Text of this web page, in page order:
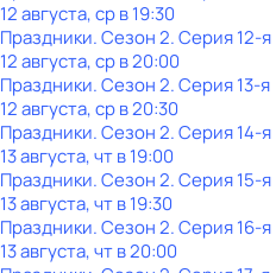
12 августа, ср в 19:30
Праздники. Сезон 2. Серия 12-я
12 августа, ср в 20:00
Праздники. Сезон 2. Серия 13-я
12 августа, ср в 20:30
Праздники. Сезон 2. Серия 14-я
13 августа, чт в 19:00
Праздники. Сезон 2. Серия 15-я
13 августа, чт в 19:30
Праздники. Сезон 2. Серия 16-я
13 августа, чт в 20:00